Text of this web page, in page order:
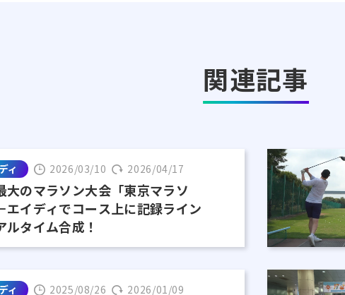
関連記事
ィ 2026/03/10 2026/04/17
大のマラソン大会「東京マラソ
エイディでコース上に記録ライン
ルタイム合成！
ィ 2025/08/26 2026/01/09